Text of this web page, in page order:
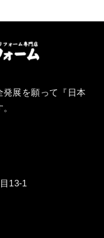
発展を願って『 日本
13-1